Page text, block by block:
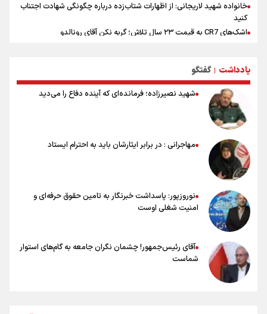
خانواده شهید لاریجانی: از اظهارات شتاب‌زده درباره چگونگی شهادت اجتناب
کنید
اشک‌های CR7 به قیمت ۲۳ سال تلاش؛ گریه نکن آقای رونالدو
تلاش مدام برای زنده نگه داشتن هنر ایرانی
نصرتی: پاسخ بیرانوند سنخیتی با صحبت‌های علی دایی نداشت/
ملی‌پوشان نباید از خودشان تعریف کنند!
خلعتبری: جای دو سه نفر در جام جهانی خالی بود/ تیم ملی نیاز به تغییر
نسل دارد/ دوست دارم آرژانتین قهرمان شود
شاهرخی: اندازه داشته‌هایمان از بازار جام جهانی برداشت کردیم/ دودستی
سرنوشت صعود را به تیم‌های دیگر سپردیم
عالمی: جام جهانی از مرحله حذفی جان گرفت/ درباره شیوه بازی تیم ملی
نقد وجود دارد
یادداشت | گفتگو
شهید نصیرزاده؛ فرمانده‌ای که آینده دفاع را می‌دید
مهاجرانی : در برابر ایثارشان باید به احترام ایستاد
نوروزپور: پاسداشت خبرنگار به تامین حقوق حرفه‌ای و
امنیت شغلی اوست
آقای رئیس‌جمهور! چشمان نگران جامعه به گام‌های استوار
شماست